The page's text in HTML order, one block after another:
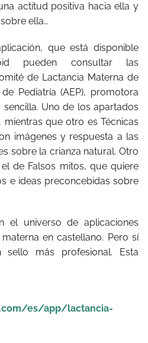
actitud positiva hacia ella y
ella…
que está disponible
pueden consultar las
de Lactancia Materna de
Pediatría (AEP), promotora
Uno de los apartados
que otro es Técnicas
imágenes y respuesta a las
sobre la crianza natural. Otro
de Falsos mitos, que quiere
e ideas preconcebidas sobre
el universo de aplicaciones
en castellano. Pero sí
más profesional. Esta
es/app/lactancia-